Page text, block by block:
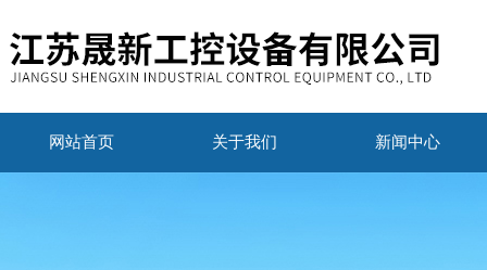
网站首页 关于我们 新闻中心